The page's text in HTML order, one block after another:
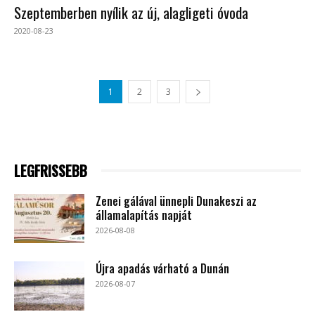
Szeptemberben nyílik az új, alagligeti óvoda
2020-08-23
1 2 3
LEGFRISSEBB
Zenei gálával ünnepli Dunakeszi az
államalapítás napját
2026-08-08
Újra apadás várható a Dunán
2026-08-07